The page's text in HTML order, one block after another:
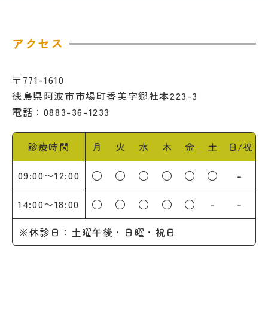
アクセス
〒771-1610
徳島県阿波市市場町香美字郷社本223-3
電話：0883-36-1233
診療時間 月 火 水 木 金 土
日/祝
09:00〜12:00
○ ○ ○ ○ ○ ○ -
14:00〜18:00 ○ ○ ○ ○ ○ - -
※休診日：土曜午後・日曜・祝日